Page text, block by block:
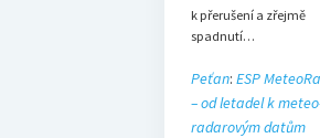
k přerušení a zřejmě
spadnutí…
Peťan: ESP
– od letadel k
radarovým datům